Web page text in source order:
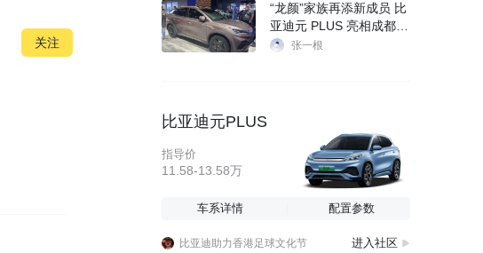
关注
“龙颜”家族再添新成员 比
亚迪元 PLUS 亮相成都车
展
张一根
比亚迪元PLUS
指导价
11.58-13.58万
车系详情 配置参数
比亚迪助力香港足球文化节
进入社区